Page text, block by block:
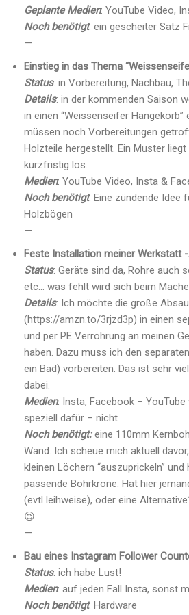
Geplante Medien: YouTube Video,
Noch benötigt: ein gescheiter Satz
—
Einstieg in das Thema
Status: in Vorbereitung, Nachbau,
Details: in der kommenden Saison
in einen “Weissenseifer Hängekorb”
müssen noch Vorbereitungen
Holzteile hergestellt. Ein Muster
kurzfristig los.
Medien: YouTube Video, Insta &
Noch benötigt: Eine zündende Idee
Holzbögen
—
Feste Installation meiner Werkstatt
Status: Geräte sind da, Rohre auch
etc… was fehlt wird sich beim
Details: Ich möchte die große
(https://amzn.to/3rjzd3p) in einen
und per PE Verrohrung an meinen
haben. Dazu muss ich den
ein Bad) vorbereiten. Das ist sehr
dabei.
Medien: Insta, Facebook –
speziell dafür – nicht
Noch benötigt:eine 110mm
Wand. Ich scheue mich aktuell
kleinen Löchern “auszuprickeln”
passende Bohrkrone. Hat hier
(evtl leihweise), oder eine
😉
—
Bau eines Instagram Follower
Status: ich habe Lust!
Medien: auf jeden Fall Insta, sonst
Noch benötigt: Hardware